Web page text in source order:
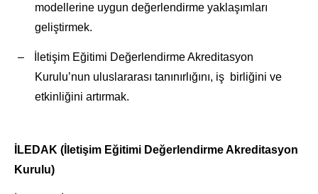
modellerine uygun değerlendirme yaklaşımları
geliştirmek.
–
İletişim Eğitimi Değerlendirme Akreditasyon
Kurulu’nun uluslararası tanınırlığını, iş birliğini ve
etkinliğini artırmak.
İLEDAK (İletişim Eğitimi Değerlendirme Akreditasyon
Kurulu)